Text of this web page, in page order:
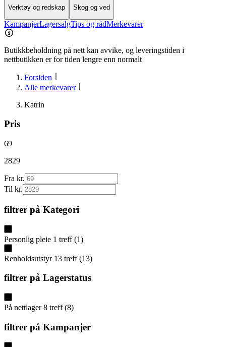
Verktøy og redskap Skog og ved
KampanjerLagersalgTips og rådMerkevarer
Butikkbeholdning på nett kan avvike, og leveringstiden i
nettbutikken er for tiden lengre enn normalt
Forsiden
Alle merkevarer
Katrin
Pris
69
2829
Fra kr.
Til kr.
filtrer på Kategori
Personlig pleie 1 treff (1)
Renholdsutstyr 13 treff (13)
filtrer på Lagerstatus
På nettlager 8 treff (8)
filtrer på Kampanjer